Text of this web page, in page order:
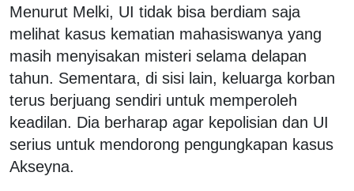
Menurut Melki, UI tidak bisa berdiam saja
melihat kasus kematian mahasiswanya yang
masih menyisakan misteri selama delapan
tahun. Sementara, di sisi lain, keluarga korban
terus berjuang sendiri untuk memperoleh
keadilan. Dia berharap agar kepolisian dan UI
serius untuk mendorong pengungkapan kasus
Akseyna.